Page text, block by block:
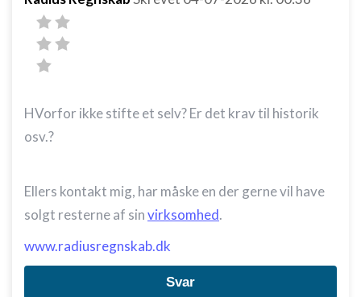
HVorfor ikke stifte et selv? Er det krav til historik
osv.?
Ellers kontakt mig, har måske en der gerne vil have
solgt resterne af sinvirksomhed.
www.radiusregnskab.dk
Svar